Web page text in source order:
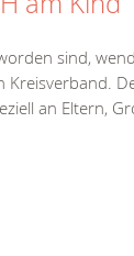
sind,
an Eltern,